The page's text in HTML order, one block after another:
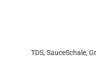
TDS, SauceSchale,